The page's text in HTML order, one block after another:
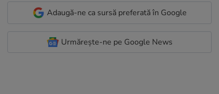
Adaugă-ne ca sursă preferată în Google
Urmărește-ne pe Google News